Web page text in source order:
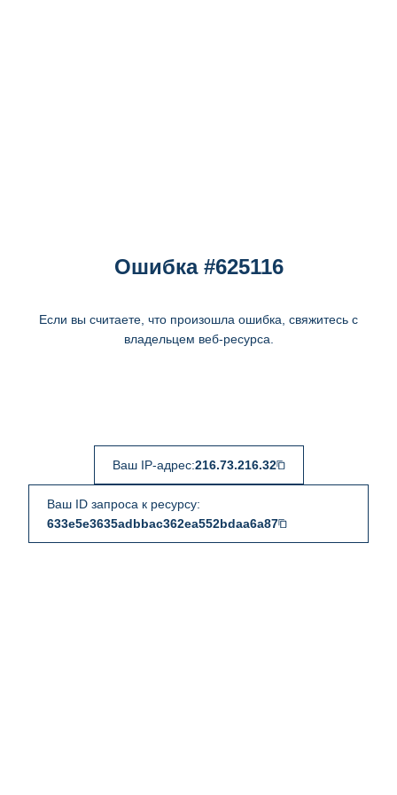
Ошибка #625116
Если вы считаете, что произошла ошибка, свяжитесь с
владельцем веб-ресурса.
Ваш IP-адрес:216.73.216.32
Ваш ID запроса к ресурсу:
633e5e3635adbbac362ea552bdaa6a87